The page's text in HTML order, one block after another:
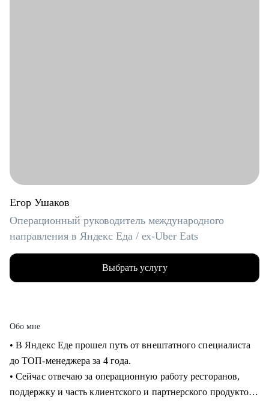
Егор Ушаков
Операционный руководитель международного
направления в Яндекс Еда / ex-Uber Eats
Выбрать услугу
Обо мне
• В Яндекс Еде прошел путь от внештатного специалиста
до ТОП-менеджера за 4 года.
• Сейчас отвечаю за операционную работу ресторанов,
поддержку и часть клиентского и партнерского продуктов